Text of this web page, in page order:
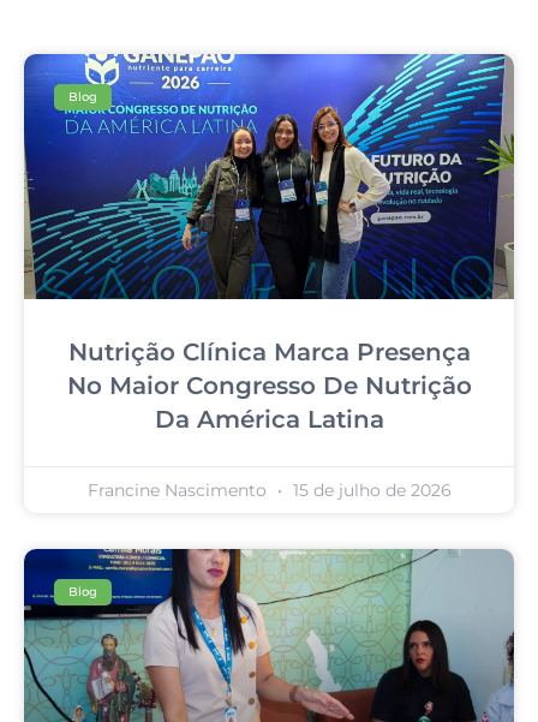
Blog
Nutrição Clínica Marca Presença
No Maior Congresso De Nutrição
Da América Latina
Francine Nascimento 15 de julho de 2026
Blog